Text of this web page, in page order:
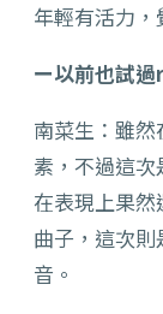
年輕有活力，
ー以前也試過
南菜生：雖
素，不過這次
在表現上果
曲子，這次
音。